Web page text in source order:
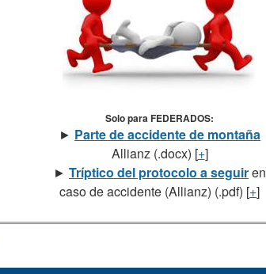
Solo para FEDERADOS:
► Parte de accidente de montaña
Allianz (.docx) [+]
► Tríptico del protocolo a seguiren
caso de accidente (Allianz) (.pdf) [+]